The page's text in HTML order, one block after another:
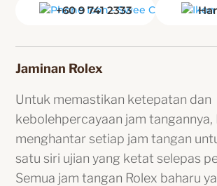
+60 9 741 2333
Jaminan Rolex
Untuk memastikan ketepatan dan
kebolehpercayaan jam tangannya,
menghantar setiap jam tangan
satu siri ujian yang ketat selepas
Semua jam tangan Rolex baharu